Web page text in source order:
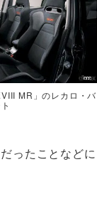
VIII MR」のレカロ・バ
ったことなどに